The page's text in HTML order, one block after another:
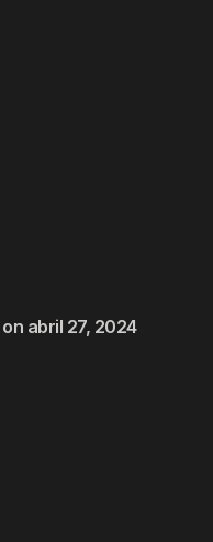
abril 27, 2024